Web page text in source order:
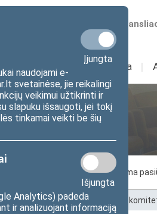
Įjungta
naudojami e-
svetainėse, jie reikalingi
veikimui užtikrinti ir
slapuku išsaugoti, jei tokį
tinkamai veikti be šių
Išjungta
Analytics) padeda
ir analizuojant informaciją
Numatomos
Sudėtis Veikla I
komitetas
Posėdžiai Laukiama
Komitetai ir komisijos> Ateities